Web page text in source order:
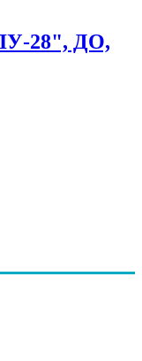
28", ДО,